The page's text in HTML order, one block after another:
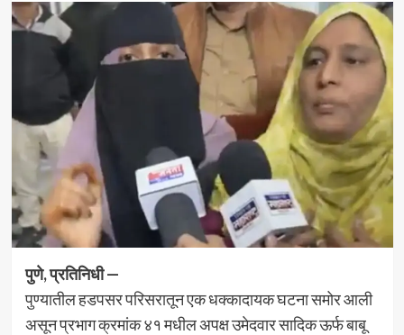
पुणे, प्रतिनिधी —
पुण्यातील हडपसर परिसरातून एक धक्कादायक घटना समोर आली
असून प्रभाग क्रमांक ४१ मधील अपक्ष उमेदवार सादिक ऊर्फ बाबू